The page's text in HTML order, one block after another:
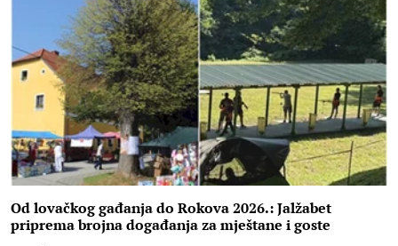
Od lovačkog gađanja do Rokova 2026.: Jalžabet
priprema brojna događanja za mještane i goste